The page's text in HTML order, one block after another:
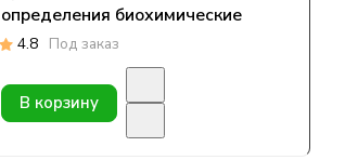
определения биохимические
параметров в моче
4.8 Под заказ
В корзину